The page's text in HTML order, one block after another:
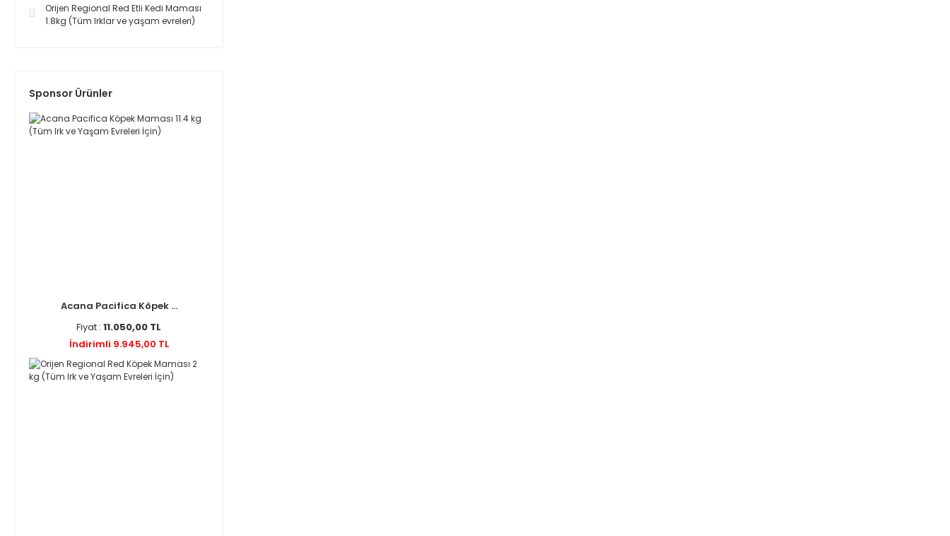
Orijen Regional Red Etli Kedi Maması
1.8kg (Tüm Irklar ve yaşam evreleri)
Sponsor Ürünler
Acana Pacifica Köpek ...
Fiyat : 11.050,00 TL
İndirimli 9.945,00 TL